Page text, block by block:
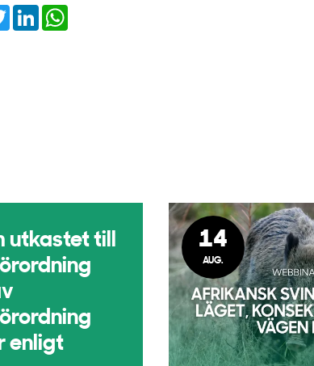
TwitterLinkedIn
utkastet till
enligt
14
AUG.